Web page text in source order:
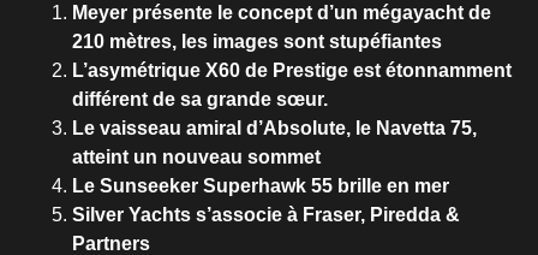
Meyer présente le concept d’un mégayacht de
210 mètres, les images sont stupéfiantes
L’asymétrique X60 de Prestige est étonnamment
différent de sa grande sœur.
Le vaisseau amiral d’Absolute, le Navetta 75,
atteint un nouveau sommet
Le Sunseeker Superhawk 55 brille en mer
Silver Yachts s’associe à Fraser, Piredda &
Partners